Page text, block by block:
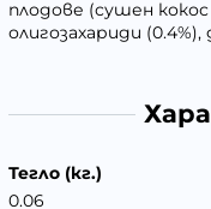
плодове (сушен
олигозахариди
Тегло (кг.)
0.06